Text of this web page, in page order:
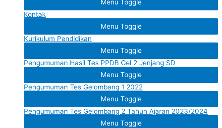
Menu Toggle
Kontak
Menu Toggle
Kurikulum Pendidikan
Menu Toggle
Pengumuman Hasil Tes PPDB Gel 2 Jenjang SD
Menu Toggle
Pengumuman Tes Gelombang 1 2022
Menu Toggle
Pengumuman Tes Gelombang 2 Tahun Ajaran 2023/2024
Menu Toggle